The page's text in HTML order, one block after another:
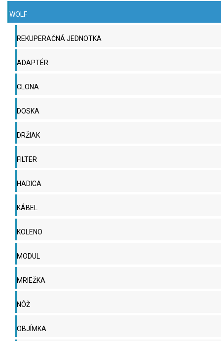
WOLF
REKUPERAČNÁ JEDNOTKA
ADAPTÉR
CLONA
DOSKA
DRŽIAK
FILTER
HADICA
KÁBEL
KOLENO
MODUL
MRIEŽKA
NÔŽ
OBJÍMKA